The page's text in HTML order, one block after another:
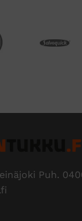
Puh.